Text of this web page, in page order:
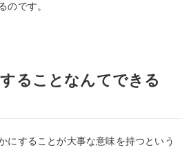
のです。
ることなんてできる
にすることが大事な意味を持つという